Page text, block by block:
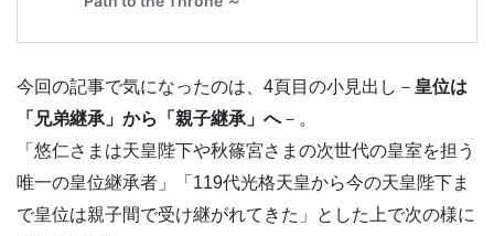
今回の記事で気になったのは、4頁目の小見出し－ 皇位は
「兄弟継承」から「親子継承」へ－。
「悠仁さまは天皇陛下や秋篠宮さまの次世代の皇室を担う
唯一の皇位継承者」「119代光格天皇から今の天皇陛下ま
で皇位は親子間で受け継がれてきた」とした上で次の様に